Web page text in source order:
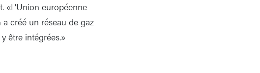
européenne
a créé un réseau de gaz
être intégrées.»